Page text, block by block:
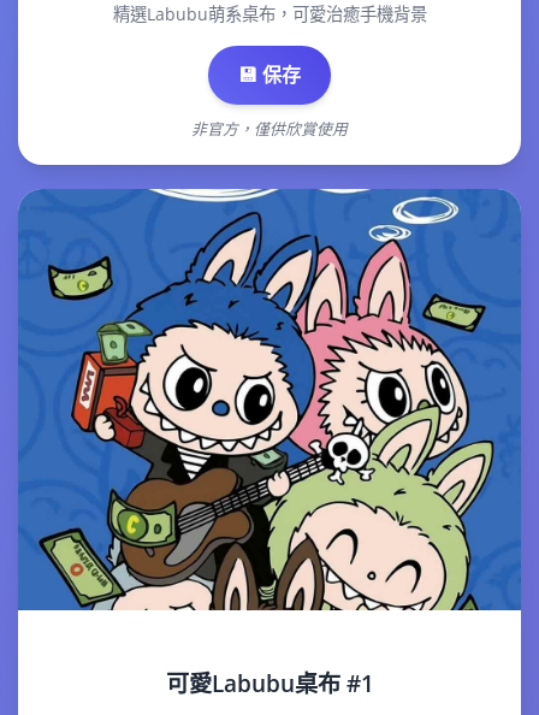
精選Labubu萌系桌布，可愛治癒手機背景
💾 保存
非官方，僅供欣賞使用
可愛Labubu桌布 #1